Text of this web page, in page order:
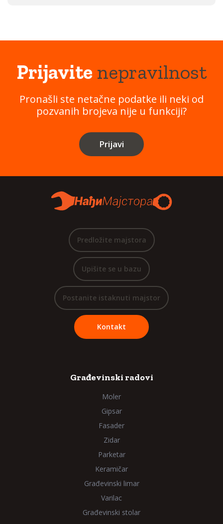
Prijavitenepravilnost
Pronašli ste netačne podatke ili neki od
pozvanih brojeva nije u funkciji?
Prijavi
Predložite majstora
Upišite se u bazu
Postanite istaknuti majstor
Kontakt
Građevinski radovi
Moler
Gipsar
Fasader
Zidar
Parketar
Keramičar
Građevinski limar
Varilac
Građevinski stolar